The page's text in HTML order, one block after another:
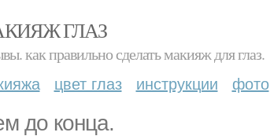
ГЛАЗ
как правильно сделать макияж для глаз.
цвет глаз инструкции фото
до конца.